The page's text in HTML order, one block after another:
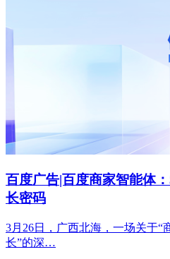
百度广告|百度商家智能体
长密码
3月26日，广西北海，一场关于“
长”的深…